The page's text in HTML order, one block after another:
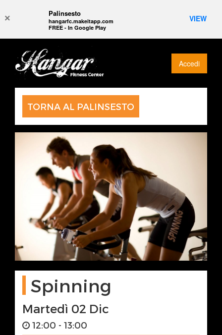
× Palinsesto
hangarfc.makeitapp.com
FREE - In Google Play
VIEW
Accedi
TORNA AL PALINSESTO
Spinning
Martedì 02 Dic
12:00 - 13:00